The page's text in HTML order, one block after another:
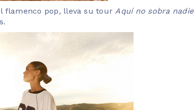
flamenco pop, lleva su tourAquí no sobra nadie